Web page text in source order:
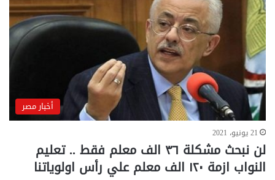
أخبار مصر
21 يونيو، 2021
لن نبحث مشكلة ٣٦ الف معلم فقط .. تعليم
النواب ازمة ١٢٠ الف معلم علي رأس اولوياتنا